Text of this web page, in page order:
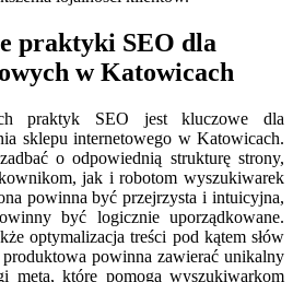
praktyki SEO dla
w Katowicach
praktyk SEO jest kluczowe dla
sklepu internetowego w Katowicach.
o odpowiednią strukturę strony,
jak i robotom wyszukiwarek
powinna być przejrzysta i intuicyjna,
być logicznie uporządkowane.
optymalizacja treści pod kątem słów
powinna zawierać unikalny
meta, które pomogą wyszukiwarkom